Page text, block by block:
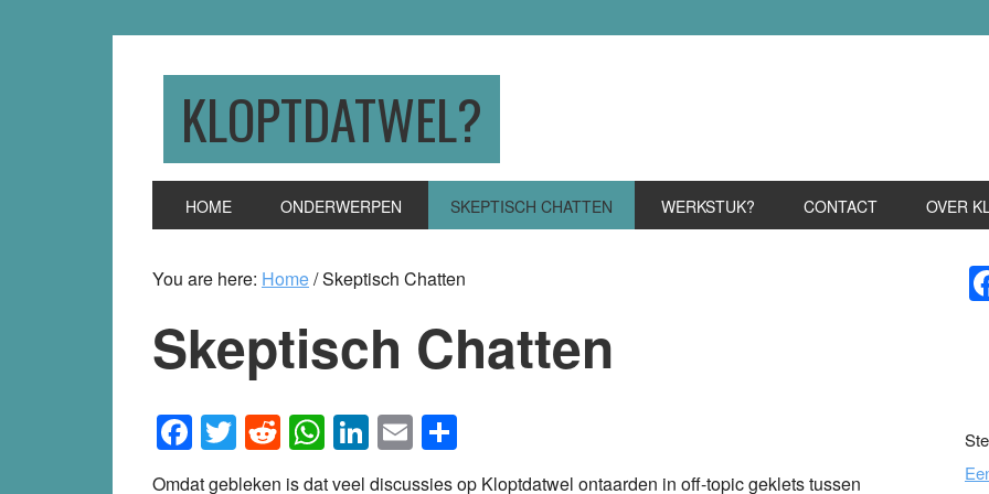
KLOPTDATWEL?
HOME ONDERWERPEN SKEPTISCH CHATTEN WERKSTUK? CONTACT OVER
You are here: Home/Skeptisch Chatten
Skeptisch Chatten
Facebook
Twitter
Reddit
WhatsApp
LinkedIn
Email
Omdat gebleken is dat veel discussies op Kloptdatwel ontaarden in off-topic geklets tussen